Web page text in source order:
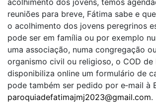
acolhimento dos jovens, temos
reuniões para breve, Fátima sabe e
o acolhimento dos jovens peregrinos
pode ser em família ou por exemplo
uma associação, numa congregação
organismo civil ou religioso, o COD de
disponibiliza online um formulário de
pode também ser pedido por e‑mail à
paroquiadefatimajmj2023@gmail.com.